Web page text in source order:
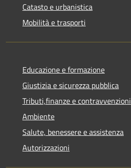
Catasto e urbanistica
Mobilità e trasporti
Educazione e formazione
Giustizia e sicurezza pubblica
Tributi,finanze e contravvenzioni
Ambiente
Salute, benessere e assistenza
Autorizzazioni